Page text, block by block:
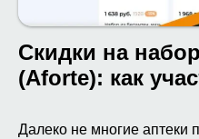
Скидки на
(Aforte): как
Далеко не многие аптеки